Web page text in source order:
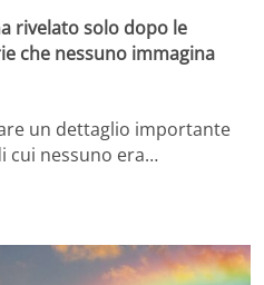
rivelato solo dopo le
che nessuno immagina
un dettaglio importante
cui nessuno era…